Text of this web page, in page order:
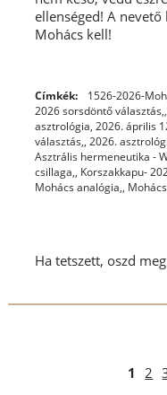
ellenséged! A
Mohács kell!
Címkék: 1526-2026-
2026 sorsdöntő választás,,
asztrológia, 2026. április
választás,, 2026.
Asztrális hermeneutika -
csillaga,, Korszakkapu-
Mohács analógia,, Mohács
Ha tetszett, oszd
1 2